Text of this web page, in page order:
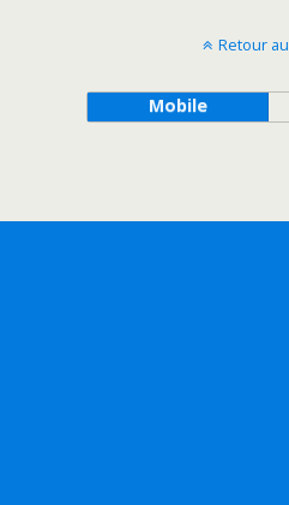
Retour
Mobile